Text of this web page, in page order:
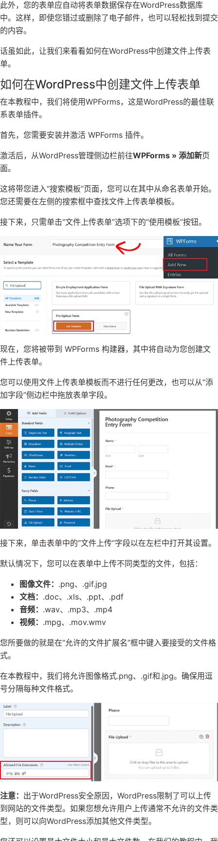
此外，您的表单应自动将表单数据保存在WordPress数据库
中。这样，即使您错过或删除了电子邮件，也可以轻松找到提交
的内容。
话虽如此，让我们来看看如何在WordPress中创建文件上传表
单。
如何在WordPress中创建文件上传表单
在本教程中，我们将使用WPForms，这是WordPress的最佳联
系表单插件。
首先，您需要安装并激活 WPForms 插件。
激活后，从WordPress管理侧边栏前往WPForms » 添加新页
面。
这将带您进入“搜索模板”页面，您可以在其中从命名表单开始。
您还需要在左侧的搜索框中查找文件上传表单模板。
接下来，只需单击“文件上传表单”选项下的“使用模板”按钮。
现在，您将被带到 WPForms 构建器，其中将自动为您创建文
件上传表单。
您可以使用文件上传表单模板而不进行任何更改，也可以从“添
加字段”侧边栏中拖放表单字段。
接下来，单击表单中的“文件上传”字段以在左栏中打开其设置。
默认情况下，您可以在表单中上传不同类型的文件，包括：
图像文件： .png、.gif.jpg
文档： .doc、.xls、.ppt、.pdf
音频： .wav、.mp3、.mp4
视频： .mpg、.mov.wmv
您所要做的就是在“允许的文件扩展名”框中键入要接受的文件格
式。
在本教程中，我们将允许图像格式.png、.gif和.jpg。确保用逗
号分隔每种文件格式。
注意： 出于WordPress安全原因，WordPress限制了可以上传
到网站的文件类型。如果您想允许用户上传通常不允许的文件类
型，则可以向WordPress添加其他文件类型。